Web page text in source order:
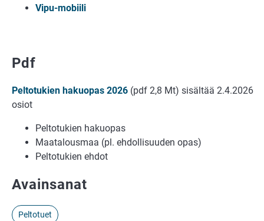
Pdf
Peltotukien hakuopas 2026 (pdf 2,8 Mt) sisältää 2.4.2026
osiot
Peltotukien hakuopas
Maatalousmaa (pl. ehdollisuuden opas)
Peltotukien ehdot
Avainsanat
Peltotuet
Vipu-mobiili